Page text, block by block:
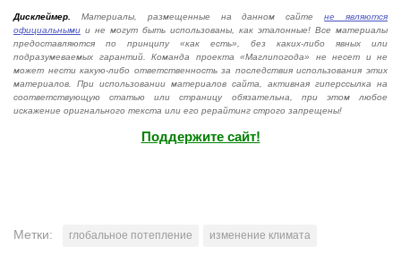
Дисклеймер. Материалы, размещенные на данном сайтене являются
официальными и не могут быть использованы, как эталонные! Все материалы
предоставляются по принципу «как есть», без каких-либо явных или
подразумеваемых гарантий. Команда проекта «Маглипогода» не несет и не
может нести какую-либо ответственность за последствия использования этих
материалов. При использовании материалов сайта, активная гиперссылка на
соответствующую статью или страницу обязательна, при этом любое
искажение оригнального текста или его рерайтинг строго запрещены!
Поддержите сайт!
Метки: глобальное потепление изменение климата